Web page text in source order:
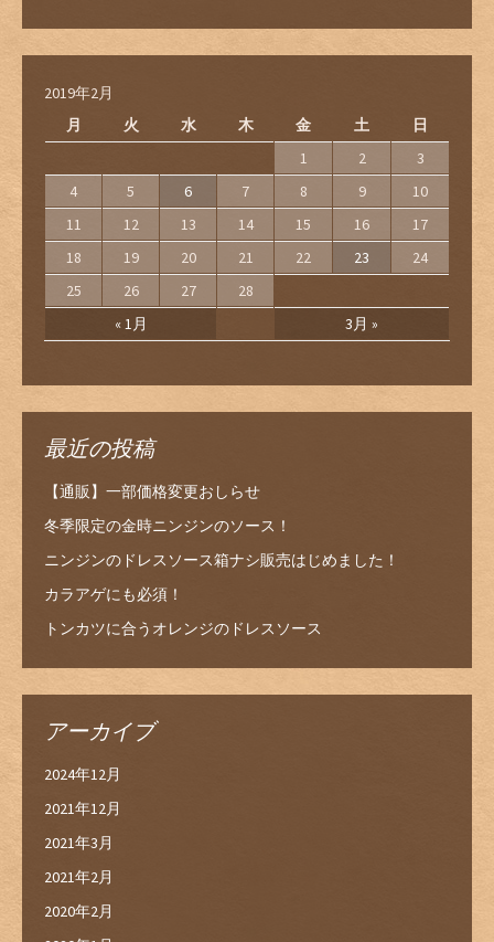
2019年2月
月
火 水 木 金 土 日
« 1月 3月 »
1 2
3
4
5 6 7 8 9
10
11
12 13 14 15 16
17
18
19 20 21 22 23
24
25
26 27 28
最近の投稿
【通販】一部価格変更おしらせ
冬季限定の金時ニンジンのソース！
ニンジンのドレスソース箱ナシ販売はじめました！
カラアゲにも必須！
トンカツに合うオレンジのドレスソース
アーカイブ
2024年12月
2021年12月
2021年3月
2021年2月
2020年2月